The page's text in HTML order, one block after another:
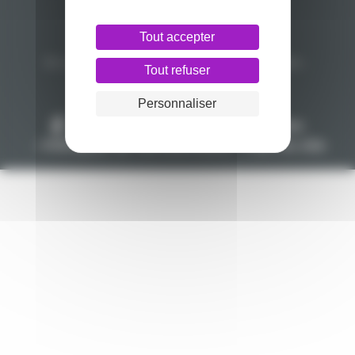
Tout accepter
Tout refuser
Personnaliser
Le livret d’accueil
Le certificat Qualiopi
Les CGV
En Loire-Atlantique, l’ACF, Champ freudien…
Le CPCT de Nantes
Liens
Politiques de confidentialité
Plan du site